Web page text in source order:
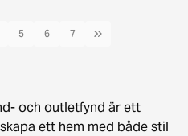
5 6 7
och outletfynd är ett
ett hem med både stil